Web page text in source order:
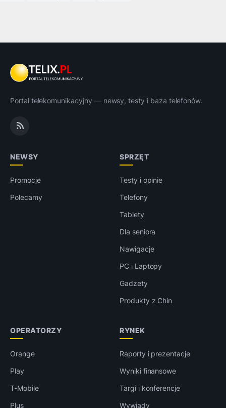
Portal telekomunikacyjny — newsy, testy i baza telefonów.
NEWSY
Promocje
Polecamy
SPRZĘT
Testy i opinie
Telefony
Tablety
Dla seniora
Nawigacje
PC i Laptopy
Gadżety
Produkty z Chin
OPERATORZY
Orange
Play
T-Mobile
Plus
RYNEK
Raporty i prezentacje
Wyniki finansowe
Targi i konferencje
Wywiady